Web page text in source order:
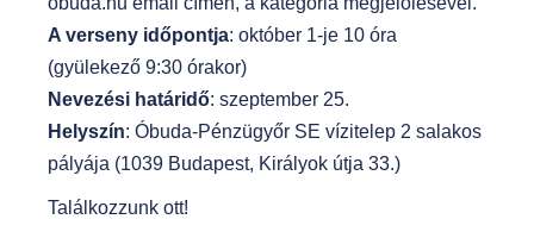
A verseny időpontja: október 1-je 10 óra
(gyülekező 9:30 órakor)
Nevezési határidő: szeptember 25.
Helyszín: Óbuda-Pénzügyőr SE vízitelep 2 salakos
pályája (1039 Budapest, Királyok útja 33.)
Találkozzunk ott!